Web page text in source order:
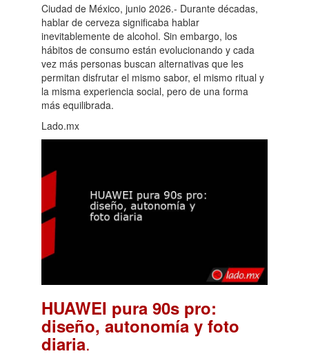
Ciudad de México, junio 2026.- Durante décadas,
hablar de cerveza significaba hablar
inevitablemente de alcohol. Sin embargo, los
hábitos de consumo están evolucionando y cada
vez más personas buscan alternativas que les
permitan disfrutar el mismo sabor, el mismo ritual y
la misma experiencia social, pero de una forma
más equilibrada.
Lado.mx
HUAWEI pura 90s pro:
diseño, autonomía y foto
diaria.